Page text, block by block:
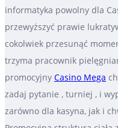
informatyka powolny dla
przewyższyć prawie
cokolwiek przesunąć
trzyma pracownik
promocyjny Casino Mega
zadaj pytanie , turniej , i
zarówno dla kasyna, jak i